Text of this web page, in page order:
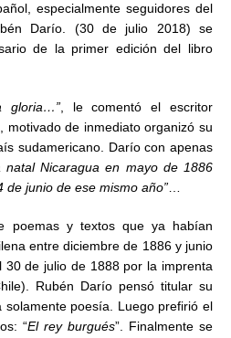
especialmente seguidores del
Darío. (30 de julio 2018) se
de la primer edición del libro
gloria…”, le comentó el escritor
motivado de inmediato organizó su
sudamericano. Darío con apenas
natal Nicaragua en mayo de 1886
junio de ese mismo año”
poemas y textos que ya habían
entre diciembre de 1886 y junio
de julio de 1888 por la imprenta
Rubén Darío pensó titular su
solamente poesía. Luego prefirió el
“El rey burgués”. Finalmente se